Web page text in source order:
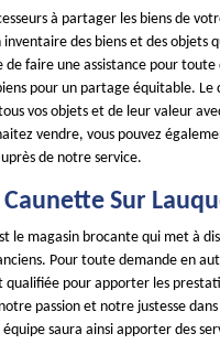
à partager les biens de
des biens et des objets
de faire une assistance pour
pour un partage équitable. Le
vos objets et de leur valeur
vendre, vous pouvez
de notre service.
Sur
le magasin brocante qui met à
Pour toute demande en
qualifiée pour apporter les
passion et notre justesse
saura ainsi apporter des